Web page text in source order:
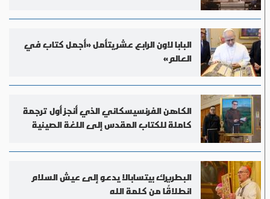
البابا لاون الرابع عشر يتأمل «أجمل كتاب في
العالم»
الكاهن الفرنسيسكاني الذي أنجز أول ترجمة
كاملة للكتاب المقدس إلى اللغة الصينية
البطريرك بيتسابالا يدعو إلى عيش السلام
انطلاقًا من كلمة الله